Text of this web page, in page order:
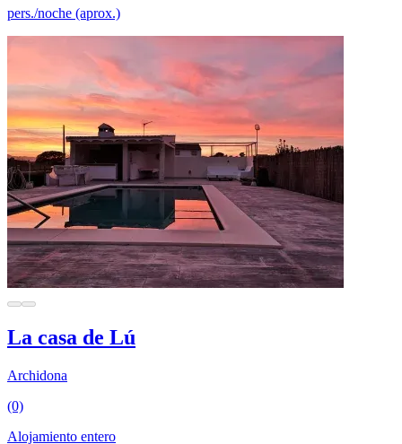
pers./noche (aprox.)
La casa de Lú
Archidona
(0)
Alojamiento entero